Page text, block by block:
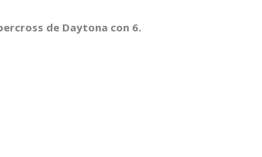
de Daytona con 6.